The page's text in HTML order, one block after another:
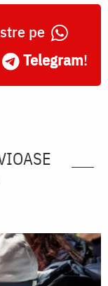
pe
Telegram!